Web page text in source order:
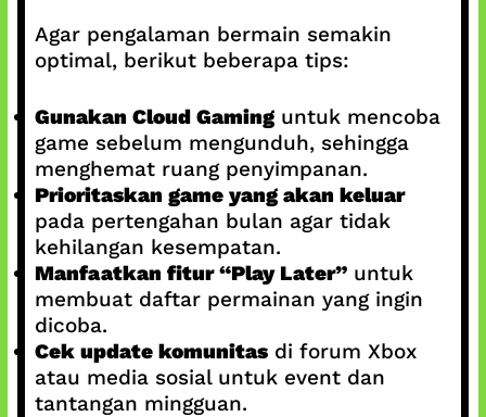
Agar pengalaman bermain semakin
optimal, berikut beberapa tips:
Gunakan Cloud Gaminguntuk mencoba
game sebelum mengunduh, sehingga
menghemat ruang penyimpanan.
Prioritaskan game yang akan keluar
pada pertengahan bulan agar tidak
kehilangan kesempatan.
Manfaatkan fitur “Play Later”untuk
membuat daftar permainan yang ingin
dicoba.
Cek update komunitasdi forum Xbox
atau media sosial untuk event dan
tantangan mingguan.